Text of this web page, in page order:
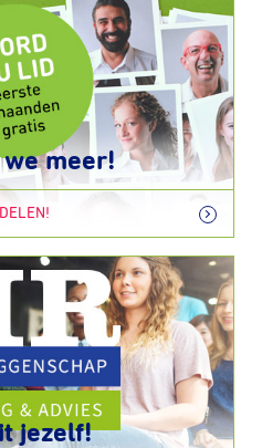
meer!
jezelf!